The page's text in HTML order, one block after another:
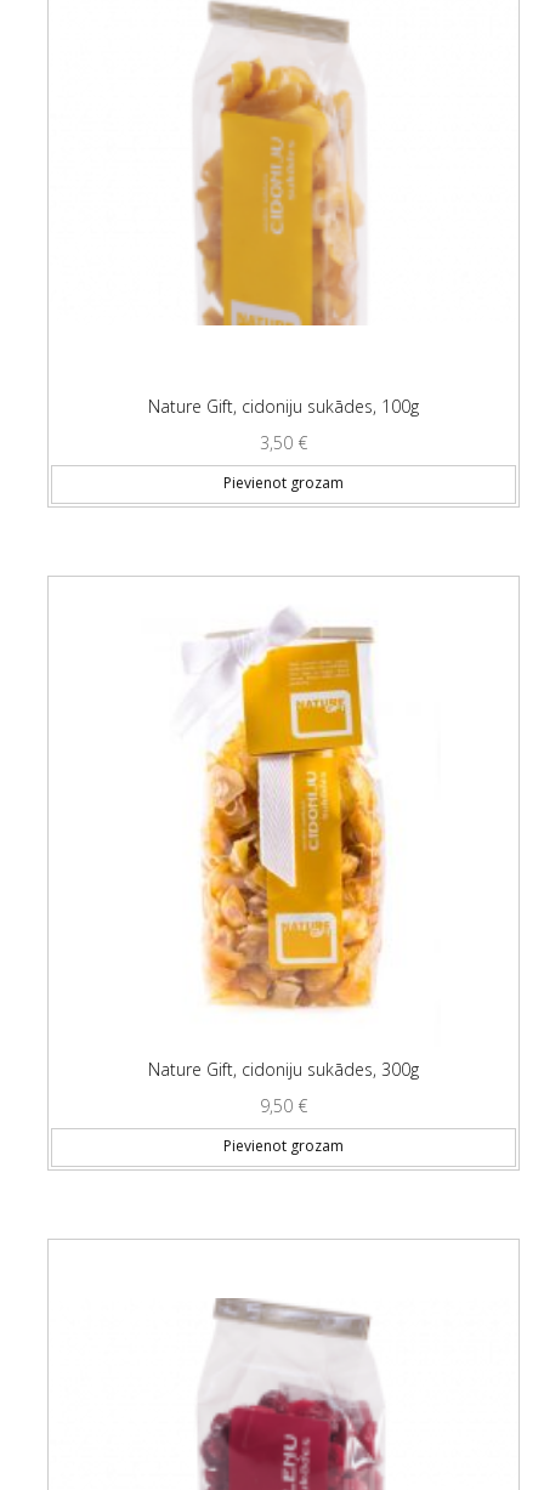
Nature Gift, cidoniju sukādes, 100g
3,50 €
Pievienot grozam
Nature Gift, cidoniju sukādes, 300g
9,50 €
Pievienot grozam